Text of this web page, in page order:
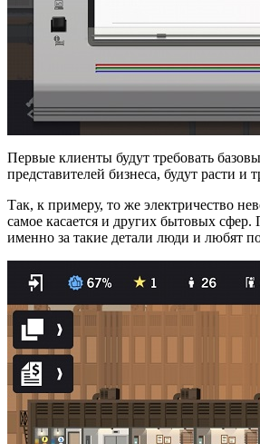
Первые клиенты будут требовать
представителей бизнеса, будут расти и
Так, к примеру, то же электричество
самое касается и других бытовых
именно за такие детали люди и любят